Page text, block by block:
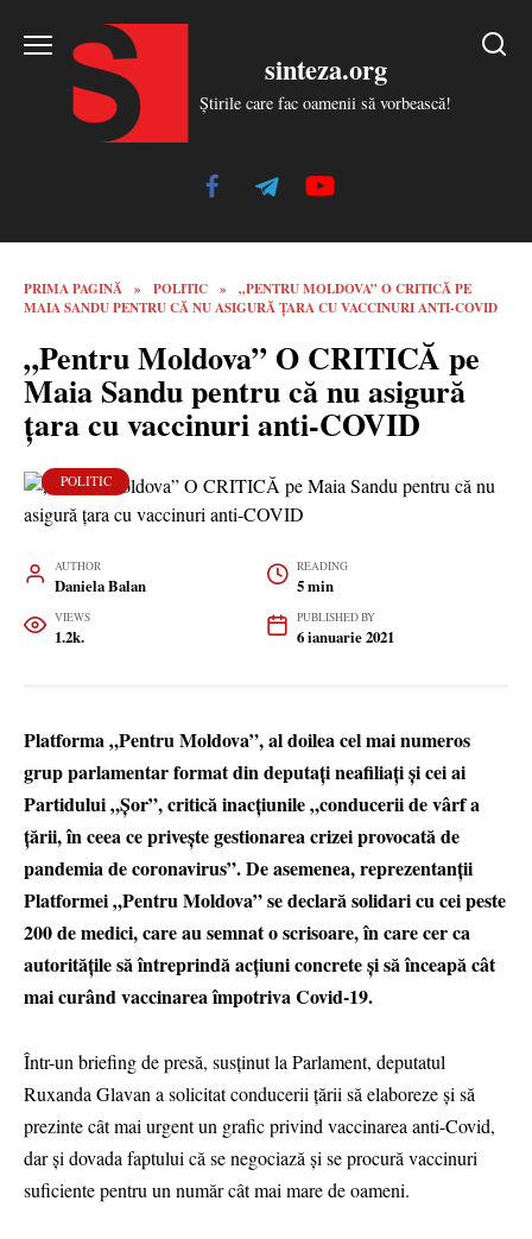
sinteza.org
Știrile care fac oamenii să vorbească!
PRIMA PAGINĂ » POLITIC »
„PENTRU MOLDOVA” O CRITICĂ PE
MAIA SANDU PENTRU CĂ NU ASIGURĂ ȚARA CU VACCINURI ANTI-COVID
„Pentru Moldova” O CRITICĂ pe
Maia Sandu pentru că nu asigură
țara cu vaccinuri anti-COVID
POLITIC
AUTHOR
Daniela Balan
READING
5 min
VIEWS
1.2k.
PUBLISHED BY
6 ianuarie 2021
Platforma „Pentru Moldova”, al doilea cel mai numeros
grup parlamentar format din deputați neafiliați și cei ai
Partidului „Șor”, critică inacțiunile „conducerii de vârf a
țării, în ceea ce privește gestionarea crizei provocată de
pandemia de coronavirus”. De asemenea, reprezentanții
Platformei „Pentru Moldova” se declară solidari cu cei peste
200 de medici, care au semnat o scrisoare, în care cer ca
autoritățile să întreprindă acțiuni concrete și să înceapă cât
mai curând vaccinarea împotriva Covid-19.
Într-un briefing de presă, susținut la Parlament, deputatul
Ruxanda Glavan a solicitat conducerii țării să elaboreze și să
prezinte cât mai urgent un grafic privind vaccinarea anti-Covid,
dar și dovada faptului că se negociază și se procură vaccinuri
suficiente pentru un număr cât mai mare de oameni.